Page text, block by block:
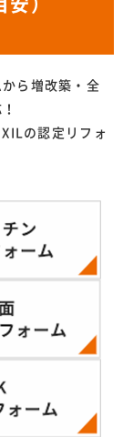
ら増改築・全
の認定リフォ